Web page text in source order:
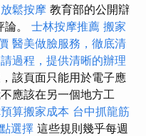
鬆按摩 教育部的公開辯
。 士林按摩推薦 搬家
醫美做臉服務，徹底清
過程，提供清晰的辦理
該頁面只能用於電子應
應該在另一個地方工
算搬家成本 台中抓龍筋
選擇 這些規則幾乎每週